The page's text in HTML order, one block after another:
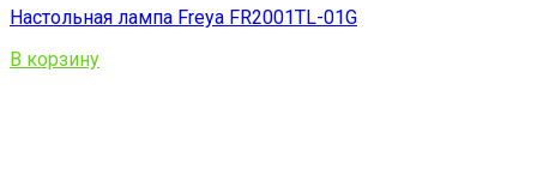
Настольная лампа Freya FR2001TL-01G
В корзину